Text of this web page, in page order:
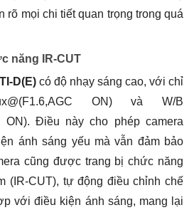
rõ mọi chi tiết quan trọng trong quá
năng IR-CUT
D(E) có độ nhạy sáng cao, với chỉ
ON) và W/B
ON). Điều này cho phép camera
ánh sáng yếu mà vẫn đảm bảo
cũng được trang bị chức năng
(IR-CUT), tự động điều chỉnh chế
với điều kiện ánh sáng, mang lại